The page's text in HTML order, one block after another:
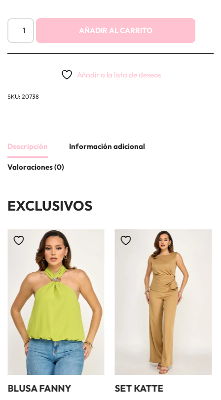
AÑADIR AL CARRITO
Añadir a la lista de deseos
SKU: 20738
Descripción Información adicional
Valoraciones (0)
EXCLUSIVOS
FANNY SET KATTE